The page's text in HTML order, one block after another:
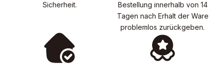
Sicherheit.
Bestellung innerhalb von 14
Tagen nach Erhalt der Ware
problemlos zurückgeben.